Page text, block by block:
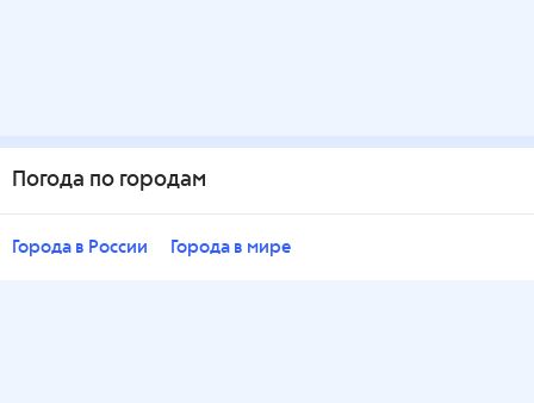
Погода по городам
Города в России Города в мире